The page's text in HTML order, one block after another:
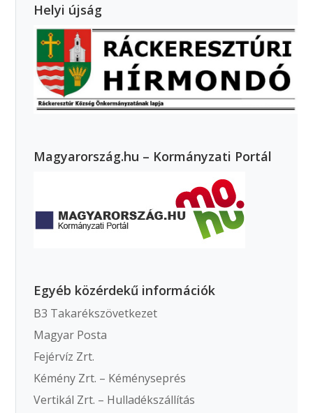
Helyi újság
Magyarország.hu – Kormányzati Portál
Egyéb közérdekű információk
B3 Takarékszövetkezet
Magyar Posta
Fejérvíz Zrt.
Kémény Zrt. – Kéményseprés
Vertikál Zrt. – Hulladékszállítás